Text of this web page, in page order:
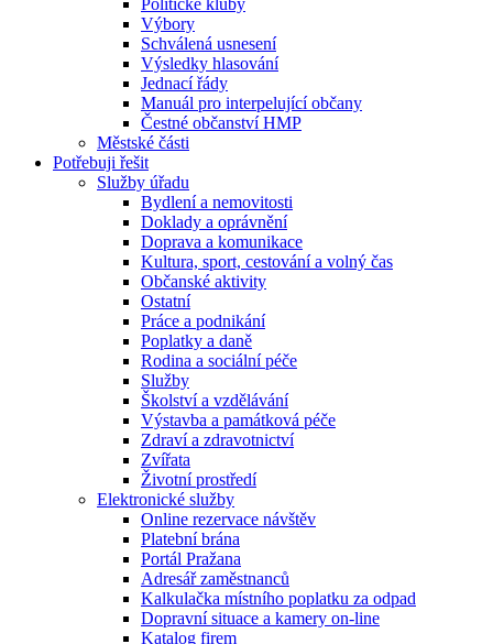
Politické kluby
Výbory
Schválená usnesení
Výsledky hlasování
Jednací řády
Manuál pro interpelující občany
Čestné občanství HMP
Městské části
Potřebuji řešit
Služby úřadu
Bydlení a nemovitosti
Doklady a oprávnění
Doprava a komunikace
Kultura, sport, cestování a volný čas
Občanské aktivity
Ostatní
Práce a podnikání
Poplatky a daně
Rodina a sociální péče
Služby
Školství a vzdělávání
Výstavba a památková péče
Zdraví a zdravotnictví
Zvířata
Životní prostředí
Elektronické služby
Online rezervace návštěv
Platební brána
Portál Pražana
Adresář zaměstnanců
Kalkulačka místního poplatku za odpad
Dopravní situace a kamery on-line
Katalog firem